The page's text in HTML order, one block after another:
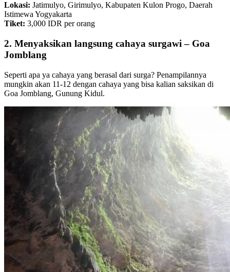
Lokasi: Jatimulyo, Girimulyo, Kabupaten Kulon Progo, Daerah
Istimewa Yogyakarta
Tiket: 3,000 IDR per orang
2. Menyaksikan langsung cahaya surgawi – Goa
Jomblang
Seperti apa ya cahaya yang berasal dari surga? Penampilannya
mungkin akan 11-12 dengan cahaya yang bisa kalian saksikan di
Goa Jomblang, Gunung Kidul.